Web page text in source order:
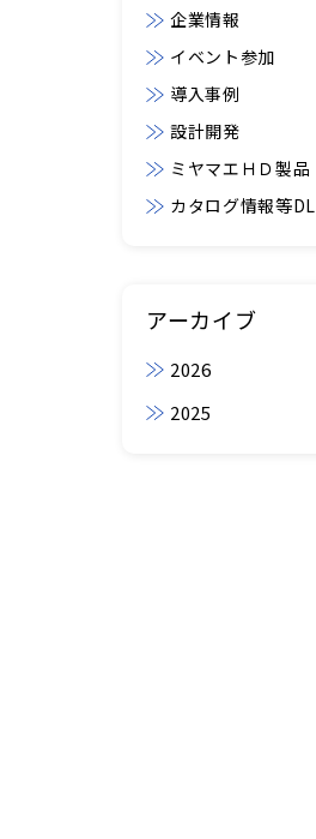
企業情報
イベント参加
導入事例
設計開発
ミヤマエＨＤ製品
カタログ情報等DL
アーカイブ
2026
2025